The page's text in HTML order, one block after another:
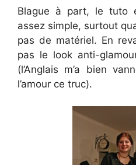
Blague à part, le tuto
assez simple, surtout
pas de matériel. En
pas le look anti-
(l’Anglais m’a bien
l’amour ce truc).